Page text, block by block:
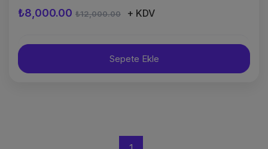
₺8,000.00 ₺12,000.00 + KDV
Sepete Ekle